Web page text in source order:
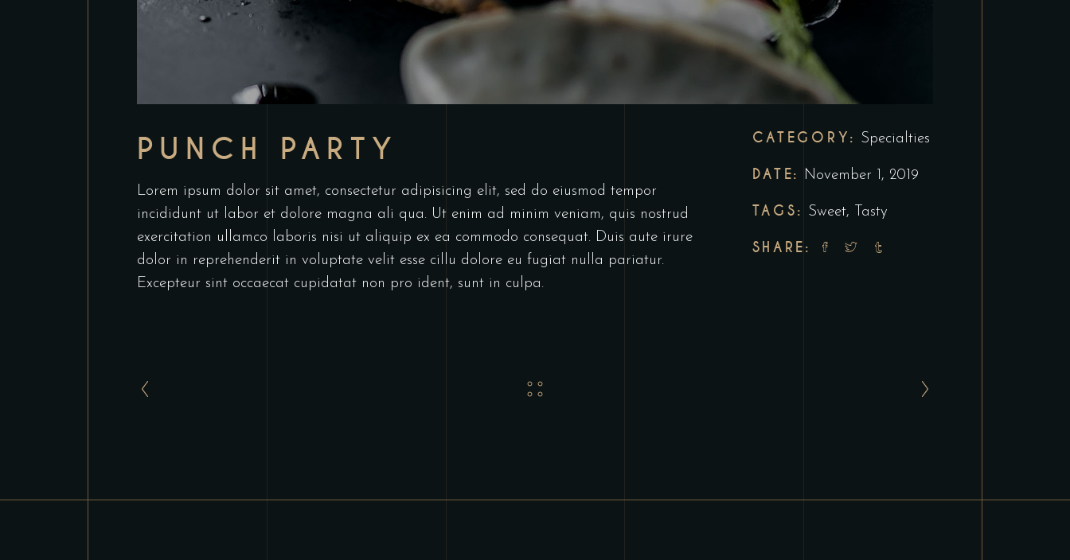
PUNCH PARTY
Lorem ipsum dolor sit amet, consectetur adipisicing elit, sed do eiusmod tempor
incididunt ut labor et dolore magna ali qua. Ut enim ad minim veniam, quis nostrud
exercitation ullamco laboris nisi ut aliquip ex ea commodo consequat. Duis aute irure
dolor in reprehenderit in voluptate velit esse cillu dolore eu fugiat nulla pariatur.
Excepteur sint occaecat cupidatat non pro ident, sunt in culpa.
CATEGORY: Specialties
DATE: November 1, 2019
TAGS: Sweet, Tasty
SHARE: